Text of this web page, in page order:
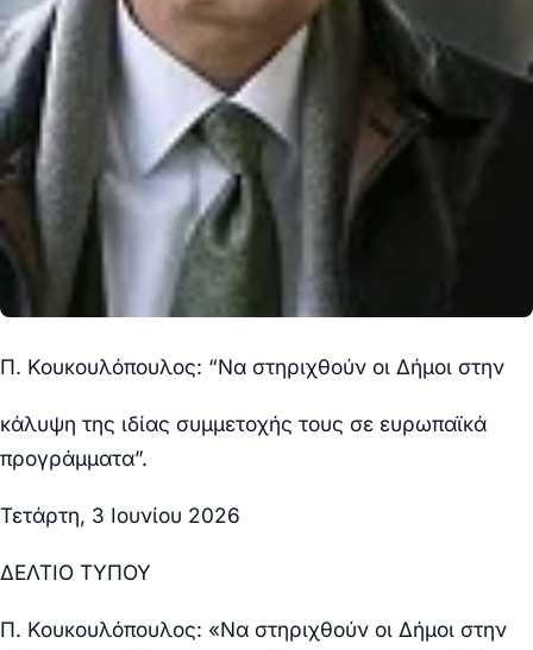
Π. Κουκουλόπουλος: “Να στηριχθούν οι Δήμοι στην
κάλυψη της ιδίας συμμετοχής τους σε ευρωπαϊκά
προγράμματα”.
Τετάρτη, 3 Ιουνίου 2026
ΔΕΛΤΙΟ ΤΥΠΟΥ
Π. Κουκουλόπουλος: «Να στηριχθούν οι Δήμοι στην